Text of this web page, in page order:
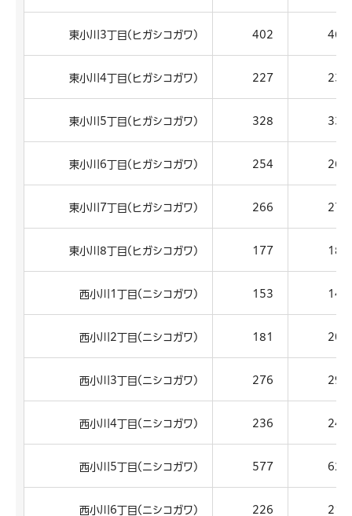
東小川3丁目(ヒガシコガワ) 402 464
東小川4丁目(ヒガシコガワ) 227 237
東小川5丁目(ヒガシコガワ) 328 333
東小川6丁目(ヒガシコガワ) 254 269
東小川7丁目(ヒガシコガワ) 266 275
東小川8丁目(ヒガシコガワ) 177 180
西小川1丁目(ニシコガワ) 153 143
西小川2丁目(ニシコガワ) 181 202
西小川3丁目(ニシコガワ) 276 298
西小川4丁目(ニシコガワ) 236 249
西小川5丁目(ニシコガワ) 577 626
西小川6丁目(ニシコガワ) 226 217